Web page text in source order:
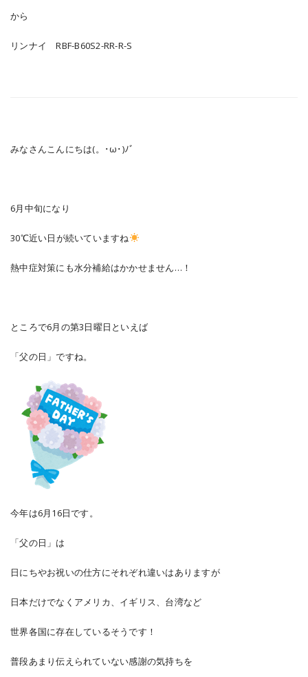
から
リンナイ RBF-B60S2-RR-R-S
みなさんこんにちは(。･ω･)ﾉﾞ
6月中旬になり
30℃近い日が続いていますね
熱中症対策にも水分補給はかかせません…！
ところで6月の第3日曜日といえば
「父の日」ですね。
今年は6月16日です。
「父の日」は
日にちやお祝いの仕方にそれぞれ違いはありますが
日本だけでなくアメリカ、イギリス、台湾など
世界各国に存在しているそうです！
普段あまり伝えられていない感謝の気持ちを